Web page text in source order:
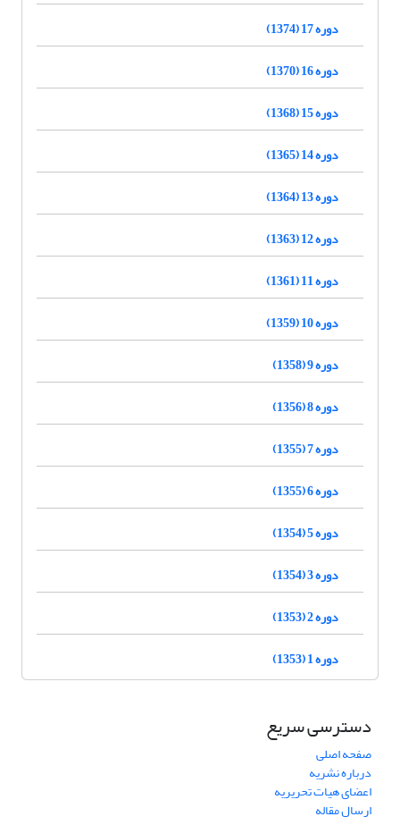
دوره 17 (1374)
دوره 16 (1370)
دوره 15 (1368)
دوره 14 (1365)
دوره 13 (1364)
دوره 12 (1363)
دوره 11 (1361)
دوره 10 (1359)
دوره 9 (1358)
دوره 8 (1356)
دوره 7 (1355)
دوره 6 (1355)
دوره 5 (1354)
دوره 3 (1354)
دوره 2 (1353)
دوره 1 (1353)
دسترسی سریع
صفحه اصلی
درباره نشریه
اعضای هیات تحریریه
ارسال مقاله